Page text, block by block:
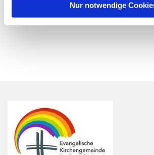
Nur notwendige